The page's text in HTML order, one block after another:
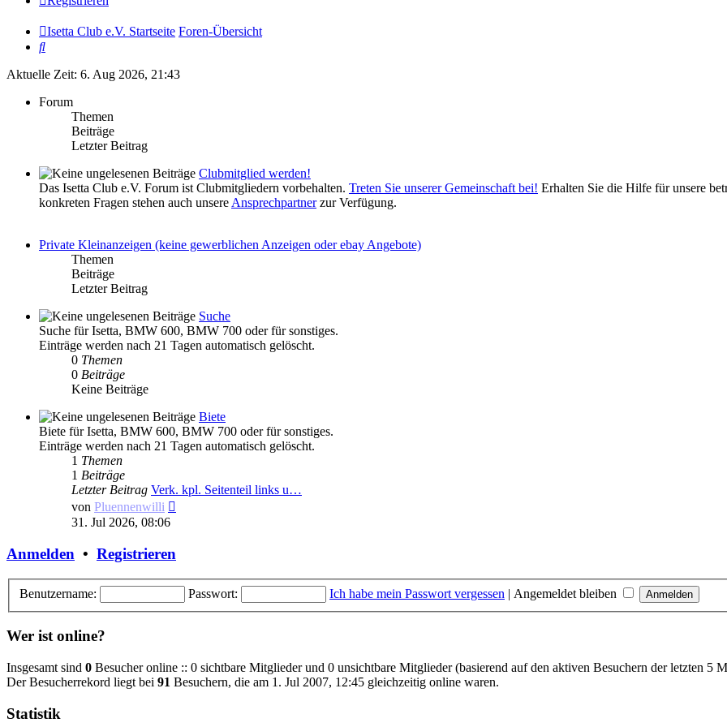
Isetta Club e.V. Startseite Foren-Übersicht
Suche
Aktuelle Zeit: 6. Aug 2026, 21:43
Forum
Themen
Beiträge
Letzter Beitrag
Clubmitglied werden!
Das Isetta Club e.V. Forum ist Clubmitgliedern vorbehalten. Treten Sie unserer Gemeinschaft bei! Erhalten Sie die Hilfe für unsere
konkreten Fragen stehen auch unsereAnsprechpartnerzur Verfügung.
Private Kleinanzeigen (keine gewerblichen Anzeigen oder ebay Angebote)
Themen
Beiträge
Letzter Beitrag
Suche
Suche für Isetta, BMW 600, BMW 700 oder für sonstiges.
Einträge werden nach 21 Tagen automatisch gelöscht.
0 Themen
0 Beiträge
Keine Beiträge
Biete
Biete für Isetta, BMW 600, BMW 700 oder für sonstiges.
Einträge werden nach 21 Tagen automatisch gelöscht.
1 Themen
1 Beiträge
Letzter Beitrag Verk. kpl. Seitenteil links u…
von Pluennenwilli
31. Jul 2026, 08:06
Anmelden • Registrieren
Benutzername: Passwort: Ich habe mein Passwort vergessen | Angemeldet bleiben
Wer ist online?
Insgesamt sind 0 Besucher online :: 0 sichtbare Mitglieder und 0 unsichtbare Mitglieder (basierend auf den aktiven Besuchern der letzten 5
Der Besucherrekord liegt bei 91 Besuchern, die am 1. Jul 2007, 12:45 gleichzeitig online waren.
Statistik